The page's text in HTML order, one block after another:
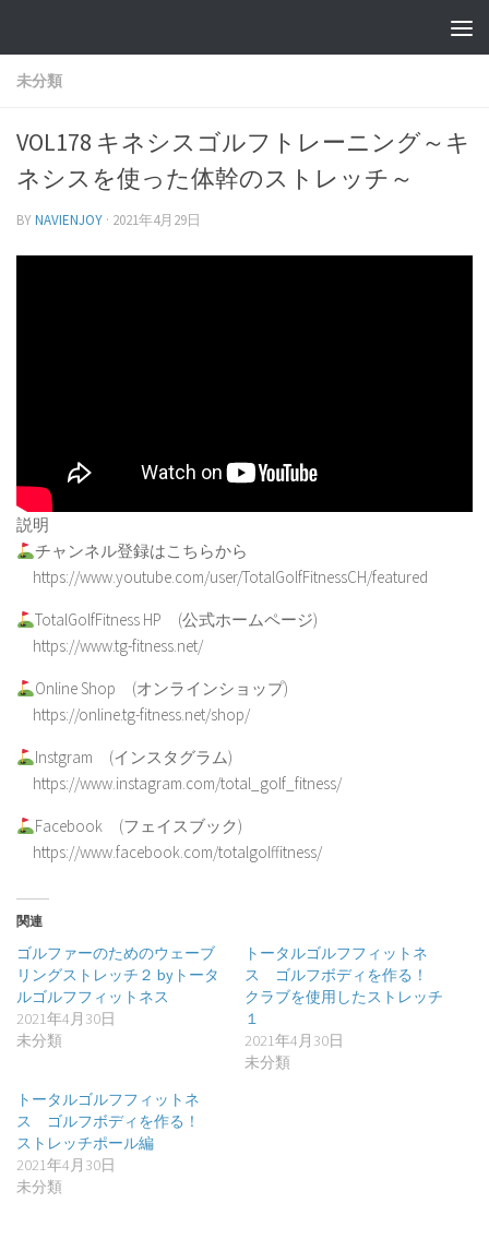
未分類
VOL178 キネシスゴルフトレーニング～キ
ネシスを使った体幹のストレッチ～
BYNAVIENJOY · 2021年4月29日
説明
チャンネル登録はこちらから
https://www.youtube.com/user/TotalGolfFitnessCH/featured
TotalGolfFitness HP (公式ホームページ)
https://www.tg-fitness.net/
Online Shop (オンラインショップ)
https://online.tg-fitness.net/shop/
Instgram (インスタグラム)
https://www.instagram.com/total_golf_fitness/
Facebook (フェイスブック)
https://www.facebook.com/totalgolffitness/
関連
ゴルファーのためのウェーブ
リングストレッチ２ byトータ
ルゴルフフィットネス
2021年4月30日
未分類
トータルゴルフフィットネ
ス ゴルフボディを作る！
クラブを使用したストレッチ
１
2021年4月30日
未分類
トータルゴルフフィットネ
ス ゴルフボディを作る！
ストレッチポール編
2021年4月30日
未分類